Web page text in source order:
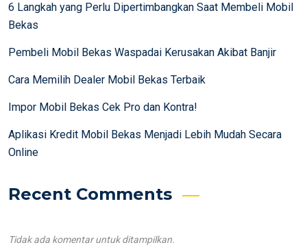
6 Langkah yang Perlu Dipertimbangkan Saat Membeli Mobil
Bekas
Pembeli Mobil Bekas Waspadai Kerusakan Akibat Banjir
Cara Memilih Dealer Mobil Bekas Terbaik
Impor Mobil Bekas Cek Pro dan Kontra!
Aplikasi Kredit Mobil Bekas Menjadi Lebih Mudah Secara
Online
Recent Comments
Tidak ada komentar untuk ditampilkan.